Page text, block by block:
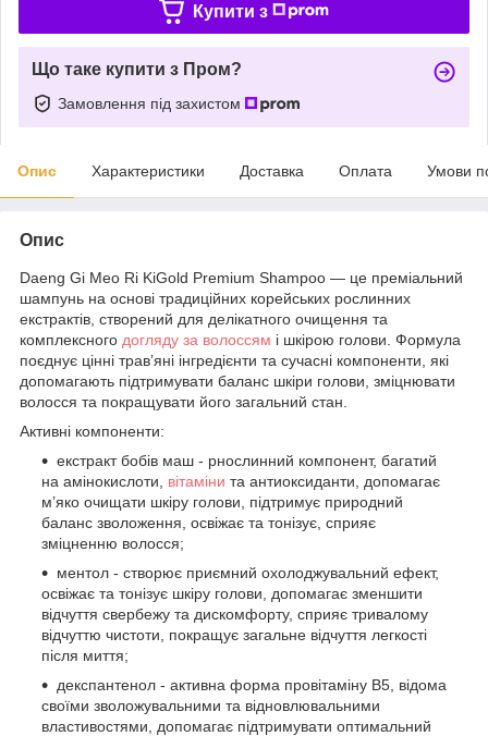
Купити з
Що таке купити з Пром?
Замовлення під захистом
Опис Характеристики Доставка Оплата Умови
Опис
Daeng Gi Meo Ri KiGold Premium Shampoo — це преміальний
шампунь на основі традиційних корейських рослинних
екстрактів, створений для делікатного очищення та
комплексного догляду за волоссям і шкірою голови. Формула
поєднує цінні трав’яні інгредієнти та сучасні компоненти, які
допомагають підтримувати баланс шкіри голови, зміцнювати
волосся та покращувати його загальний стан.
Активні компоненти:
екстракт бобів маш - рнослинний компонент, багатий
на амінокислоти, вітаміни та антиоксиданти, допомагає
м’яко очищати шкіру голови, підтримує природний
баланс зволоження, освіжає та тонізує, сприяє
зміцненню волосся;
ментол - створює приємний охолоджувальний ефект,
освіжає та тонізує шкіру голови, допомагає зменшити
відчуття свербежу та дискомфорту, сприяє тривалому
відчуттю чистоти, покращує загальне відчуття легкості
після миття;
декспантенол - активна форма провітаміну B5, відома
своїми зволожувальними та відновлювальними
властивостями, допомагає підтримувати оптимальний